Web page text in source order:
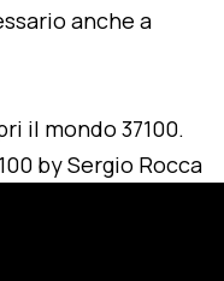
anche a
il mondo 37100.